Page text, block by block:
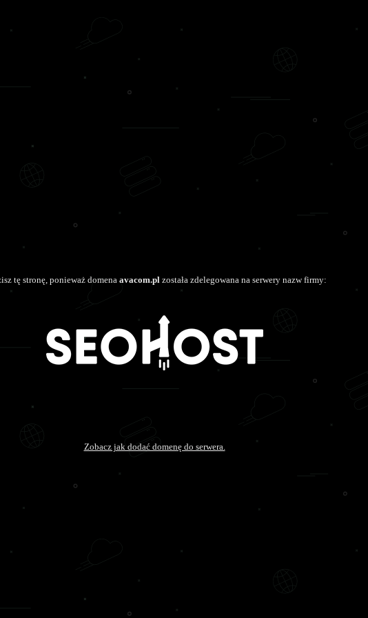
tę stronę, ponieważ domena avacom.pl została zdelegowana na serwery nazw firmy:
Zobacz jak dodać domenę do serwera.